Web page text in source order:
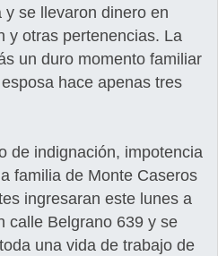
se llevaron dinero en
y otras pertenencias. La
un duro momento familiar
hace apenas tres
de indignación, impotencia
familia de Monte Caseros
ingresaran este lunes a
calle Belgrano 639 y se
una vida de trabajo de